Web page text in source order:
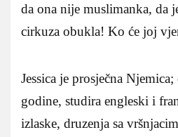
da ona nije muslimanka, da
cirkuza obukla! Ko će joj
Jessica je prosječna
godine, studira engleski i
izlaske, druzenja sa